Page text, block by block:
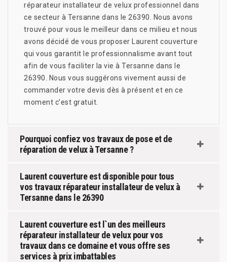
réparateur installateur de velux professionnel dans
ce secteur à Tersanne dans le 26390. Nous avons
trouvé pour vous le meilleur dans ce milieu et nous
avons décidé de vous proposer Laurent couverture
qui vous garantit le professionnalisme avant tout
afin de vous faciliter la vie à Tersanne dans le
26390. Nous vous suggérons vivement aussi de
commander votre devis dès à présent et en ce
moment c’est gratuit.
Pourquoi confiez vos travaux de pose et de
réparation de velux à Tersanne ?
Laurent couverture est disponible pour tous
vos travaux réparateur installateur de velux à
Tersanne dans le 26390
Laurent couverture est l`un des meilleurs
réparateur installateur de velux pour vos
travaux dans ce domaine et vous offre ses
services à prix imbattables